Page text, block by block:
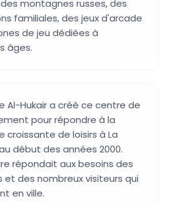
montagnes russes, des
familiales, des jeux d'arcade
de jeu dédiées à
âges.
Al-Hukair a créé ce centre de
pour répondre à la
croissante de loisirs à La
début des années 2000.
répondait aux besoins des
et des nombreux visiteurs qui
en ville.